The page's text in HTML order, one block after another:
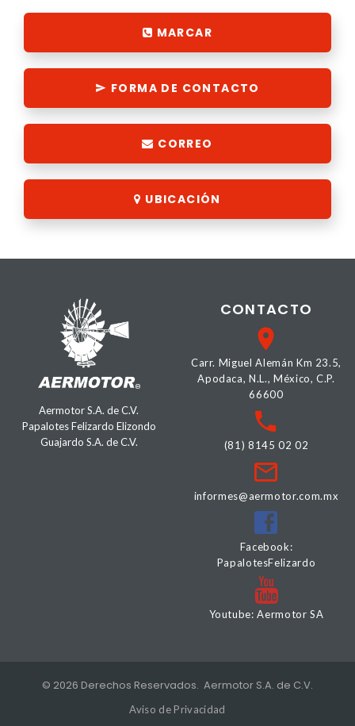
MARCAR
FORMA DE CONTACTO
CORREO
UBICACIÓN
Aermotor S.A. de C.V.
Papalotes Felizardo Elizondo
Guajardo S.A. de C.V.
CONTACTO
Carr. Miguel Alemán Km 23.5,
Apodaca, N.L., México, C.P.
66600
(81) 8145 02 02
informes@aermotor.com.mx
Facebook:
PapalotesFelizardo
Youtube: Aermotor SA
© 2026 Derechos Reservados. Aermotor S.A. de C.V.
Aviso de Privacidad